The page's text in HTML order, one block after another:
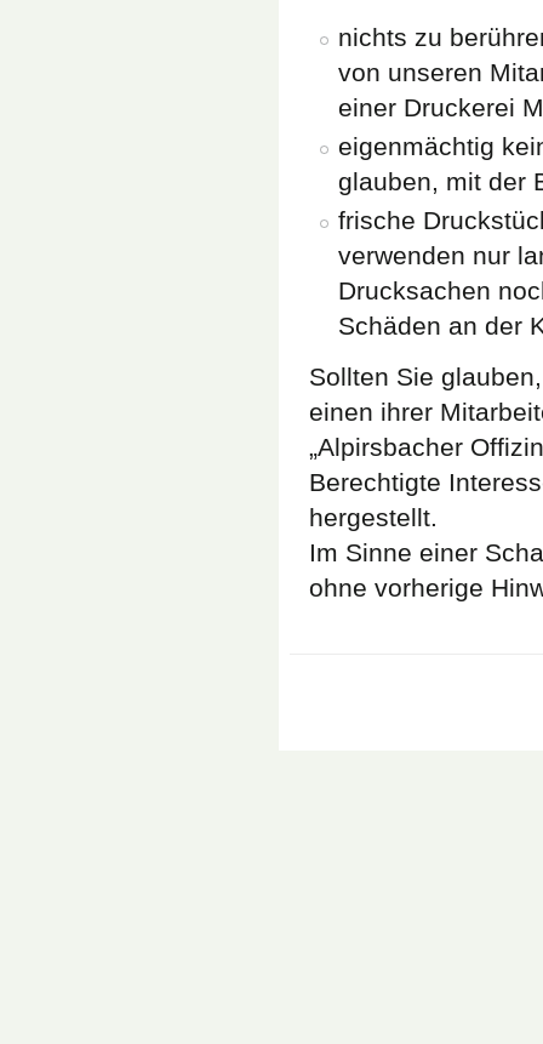
nichts zu
von unseren
einer Druckerei
eigenmächtig
glauben, mit der
frische
verwenden nur
Drucksachen
Schäden an der
Sollten Sie
einen ihrer
„Alpirsbacher
Berechtigte
hergestellt.
Im Sinne einer
ohne vorherige